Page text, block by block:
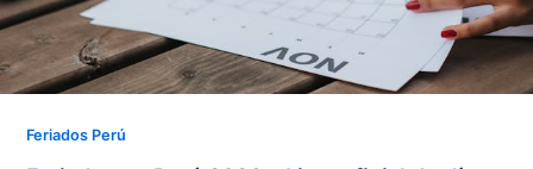
Feriados Perú